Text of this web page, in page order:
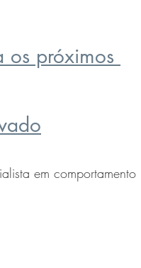
próximos
em comportamento